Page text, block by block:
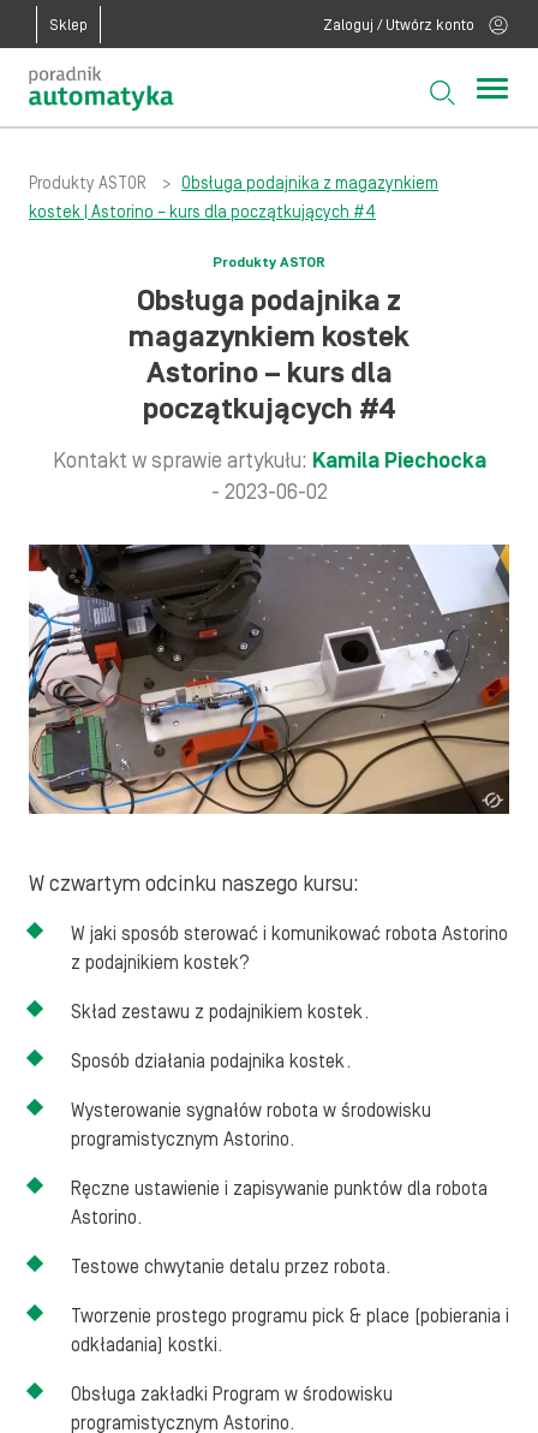
Sklep Zaloguj / Utwórz konto
Produkty ASTOR > Obsługa podajnika z magazynkiem
kostek | Astorino – kurs dla początkujących #4
Produkty ASTOR
Obsługa podajnika z
magazynkiem kostek
Astorino – kurs dla
początkujących #4
Kontakt w sprawie artykułu: Kamila Piechocka
- 2023-06-02
W czwartym odcinku naszego kursu:
W jaki sposób sterować i komunikować robota Astorino
z podajnikiem kostek?
Skład zestawu z podajnikiem kostek.
Sposób działania podajnika kostek.
Wysterowanie sygnałów robota w środowisku
programistycznym Astorino.
Ręczne ustawienie i zapisywanie punktów dla robota
Astorino.
Testowe chwytanie detalu przez robota.
Tworzenie prostego programu pick & place (pobierania i
odkładania) kostki.
Obsługa zakładki Program w środowisku
programistycznym Astorino.